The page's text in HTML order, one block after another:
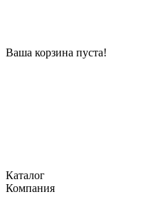
Ваша корзина пуста!
Каталог
Компания